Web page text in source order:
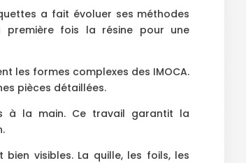
a fait évoluer ses méthodes
fois la résine pour une
les formes complexes des IMOCA.
pièces détaillées.
à la main. Ce travail garantit la
visibles. La quille, les foils, les